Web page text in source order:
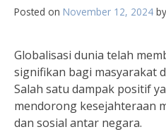
Posted on November 12, 2024 by
Globalisasi dunia telah
signifikan bagi masyarakat
Salah satu dampak positif
mendorong kesejahteraan
dan sosial antar negara.